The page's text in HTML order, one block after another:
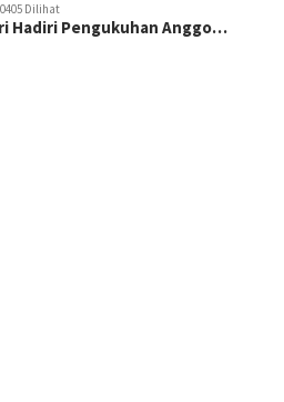
Dilihat
Hadiri Pengukuhan Anggo…